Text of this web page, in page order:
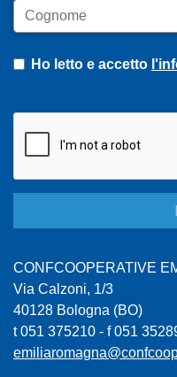
Cognome
Ho letto e accetto
CONFCOOPERATIVE
Via Calzoni, 1/3
40128 Bologna (BO)
t 051 375210 - f 051